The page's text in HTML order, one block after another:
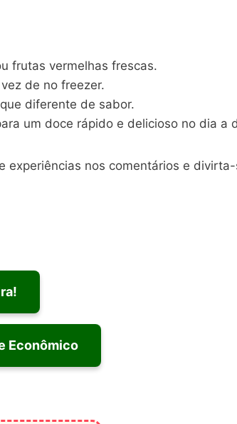
frutas vermelhas frescas.
de no freezer.
diferente de sabor.
um doce rápido e delicioso no dia a
experiências nos comentários e
Econômico